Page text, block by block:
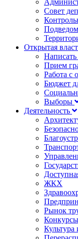
Совет
Открытая
Прием
Работа с
Бюджет
Выборы
Деятельность
ЖКХ
Рынок
Культура